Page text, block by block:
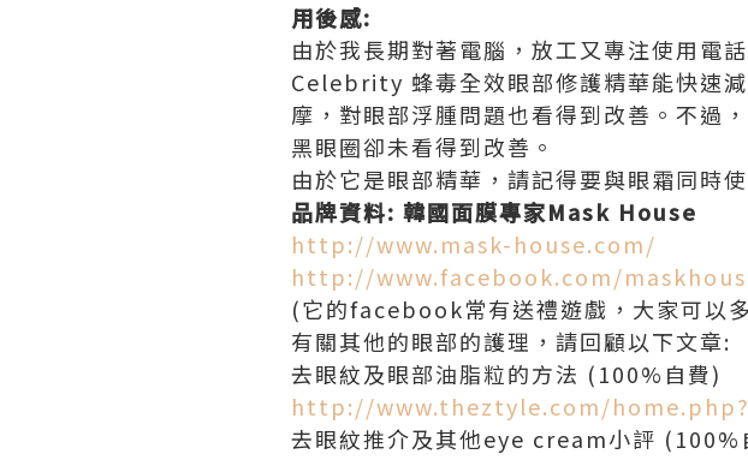
用後感:
由於我長期對著電腦，放工又專注使用電
Celebrity 蜂毒全效眼部修護精華能快速
摩，對眼部浮腫問題也看得到改善。不過
黑眼圈卻未看得到改善。
由於它是眼部精華，請記得要與眼霜同時使
品牌資料: 韓國面膜專家Mask House
http://www.mask-house.com/
http://www.facebook.com/
(它的facebook常有送禮遊戲，大家可以
有關其他的眼部的護理，請回顧以下文章:
去眼紋及眼部油脂粒的方法 (100%自費)
http://www.theztyle.com/
去眼紋推介及其他eye cream小評 (100%